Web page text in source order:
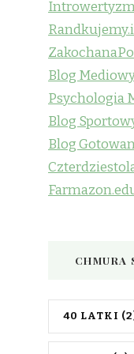
Blog
Psychologia
Blog
Blog
CHMURA
40 LATKI